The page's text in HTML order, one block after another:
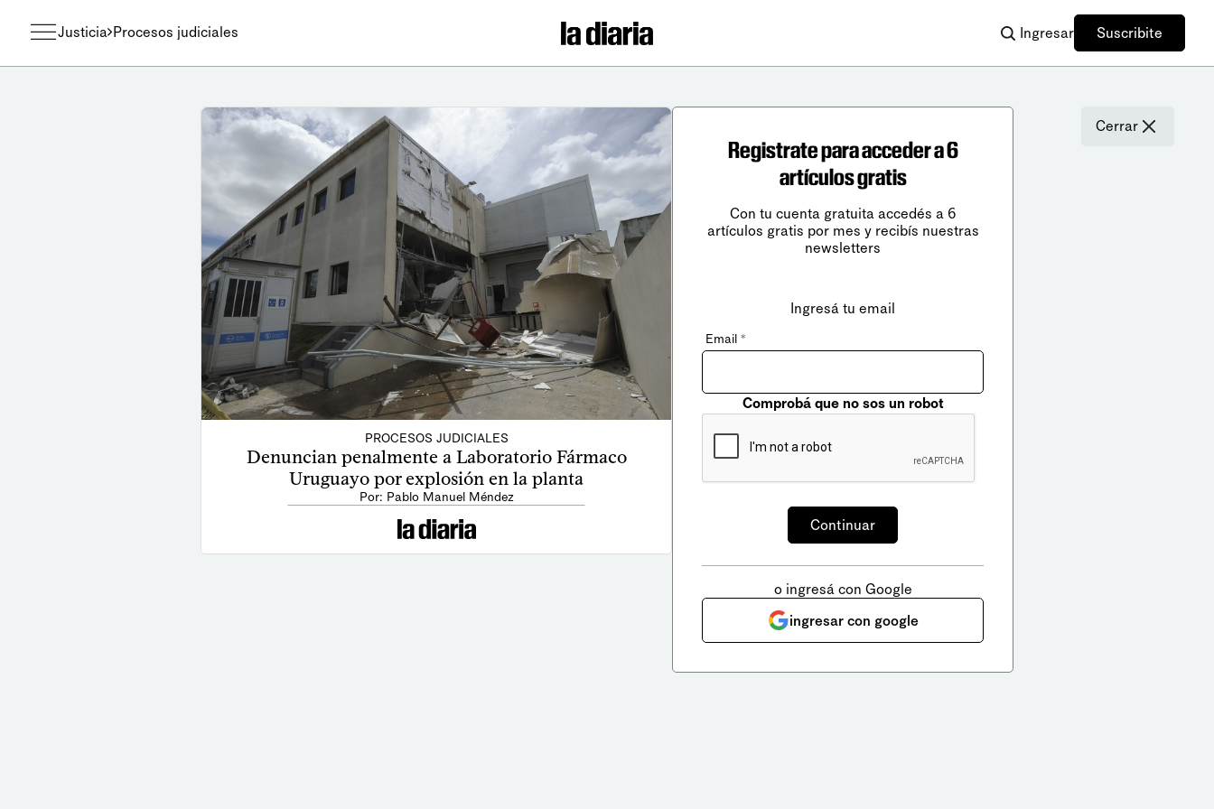
Justicia Procesos judiciales Ingresar Suscribite
PROCESOS JUDICIALES
Denuncian penalmente a Laboratorio Fármaco
Uruguayo por explosión en la planta
Por: Pablo Manuel Méndez
Cerrar
Registrate para acceder a 6
artículos gratis
Con tu cuenta gratuita accedés a 6
artículos gratis por mes y recibís nuestras
newsletters
Ingresá tu email
Email *
Comprobá que no sos un robot
o ingresá con Google
ingresar con google